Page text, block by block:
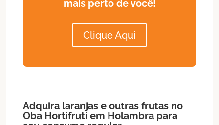
mais perto de você!
Clique Aqui
Adquira laranjas e outras frutas no
Oba Hortifruti em Holambra para